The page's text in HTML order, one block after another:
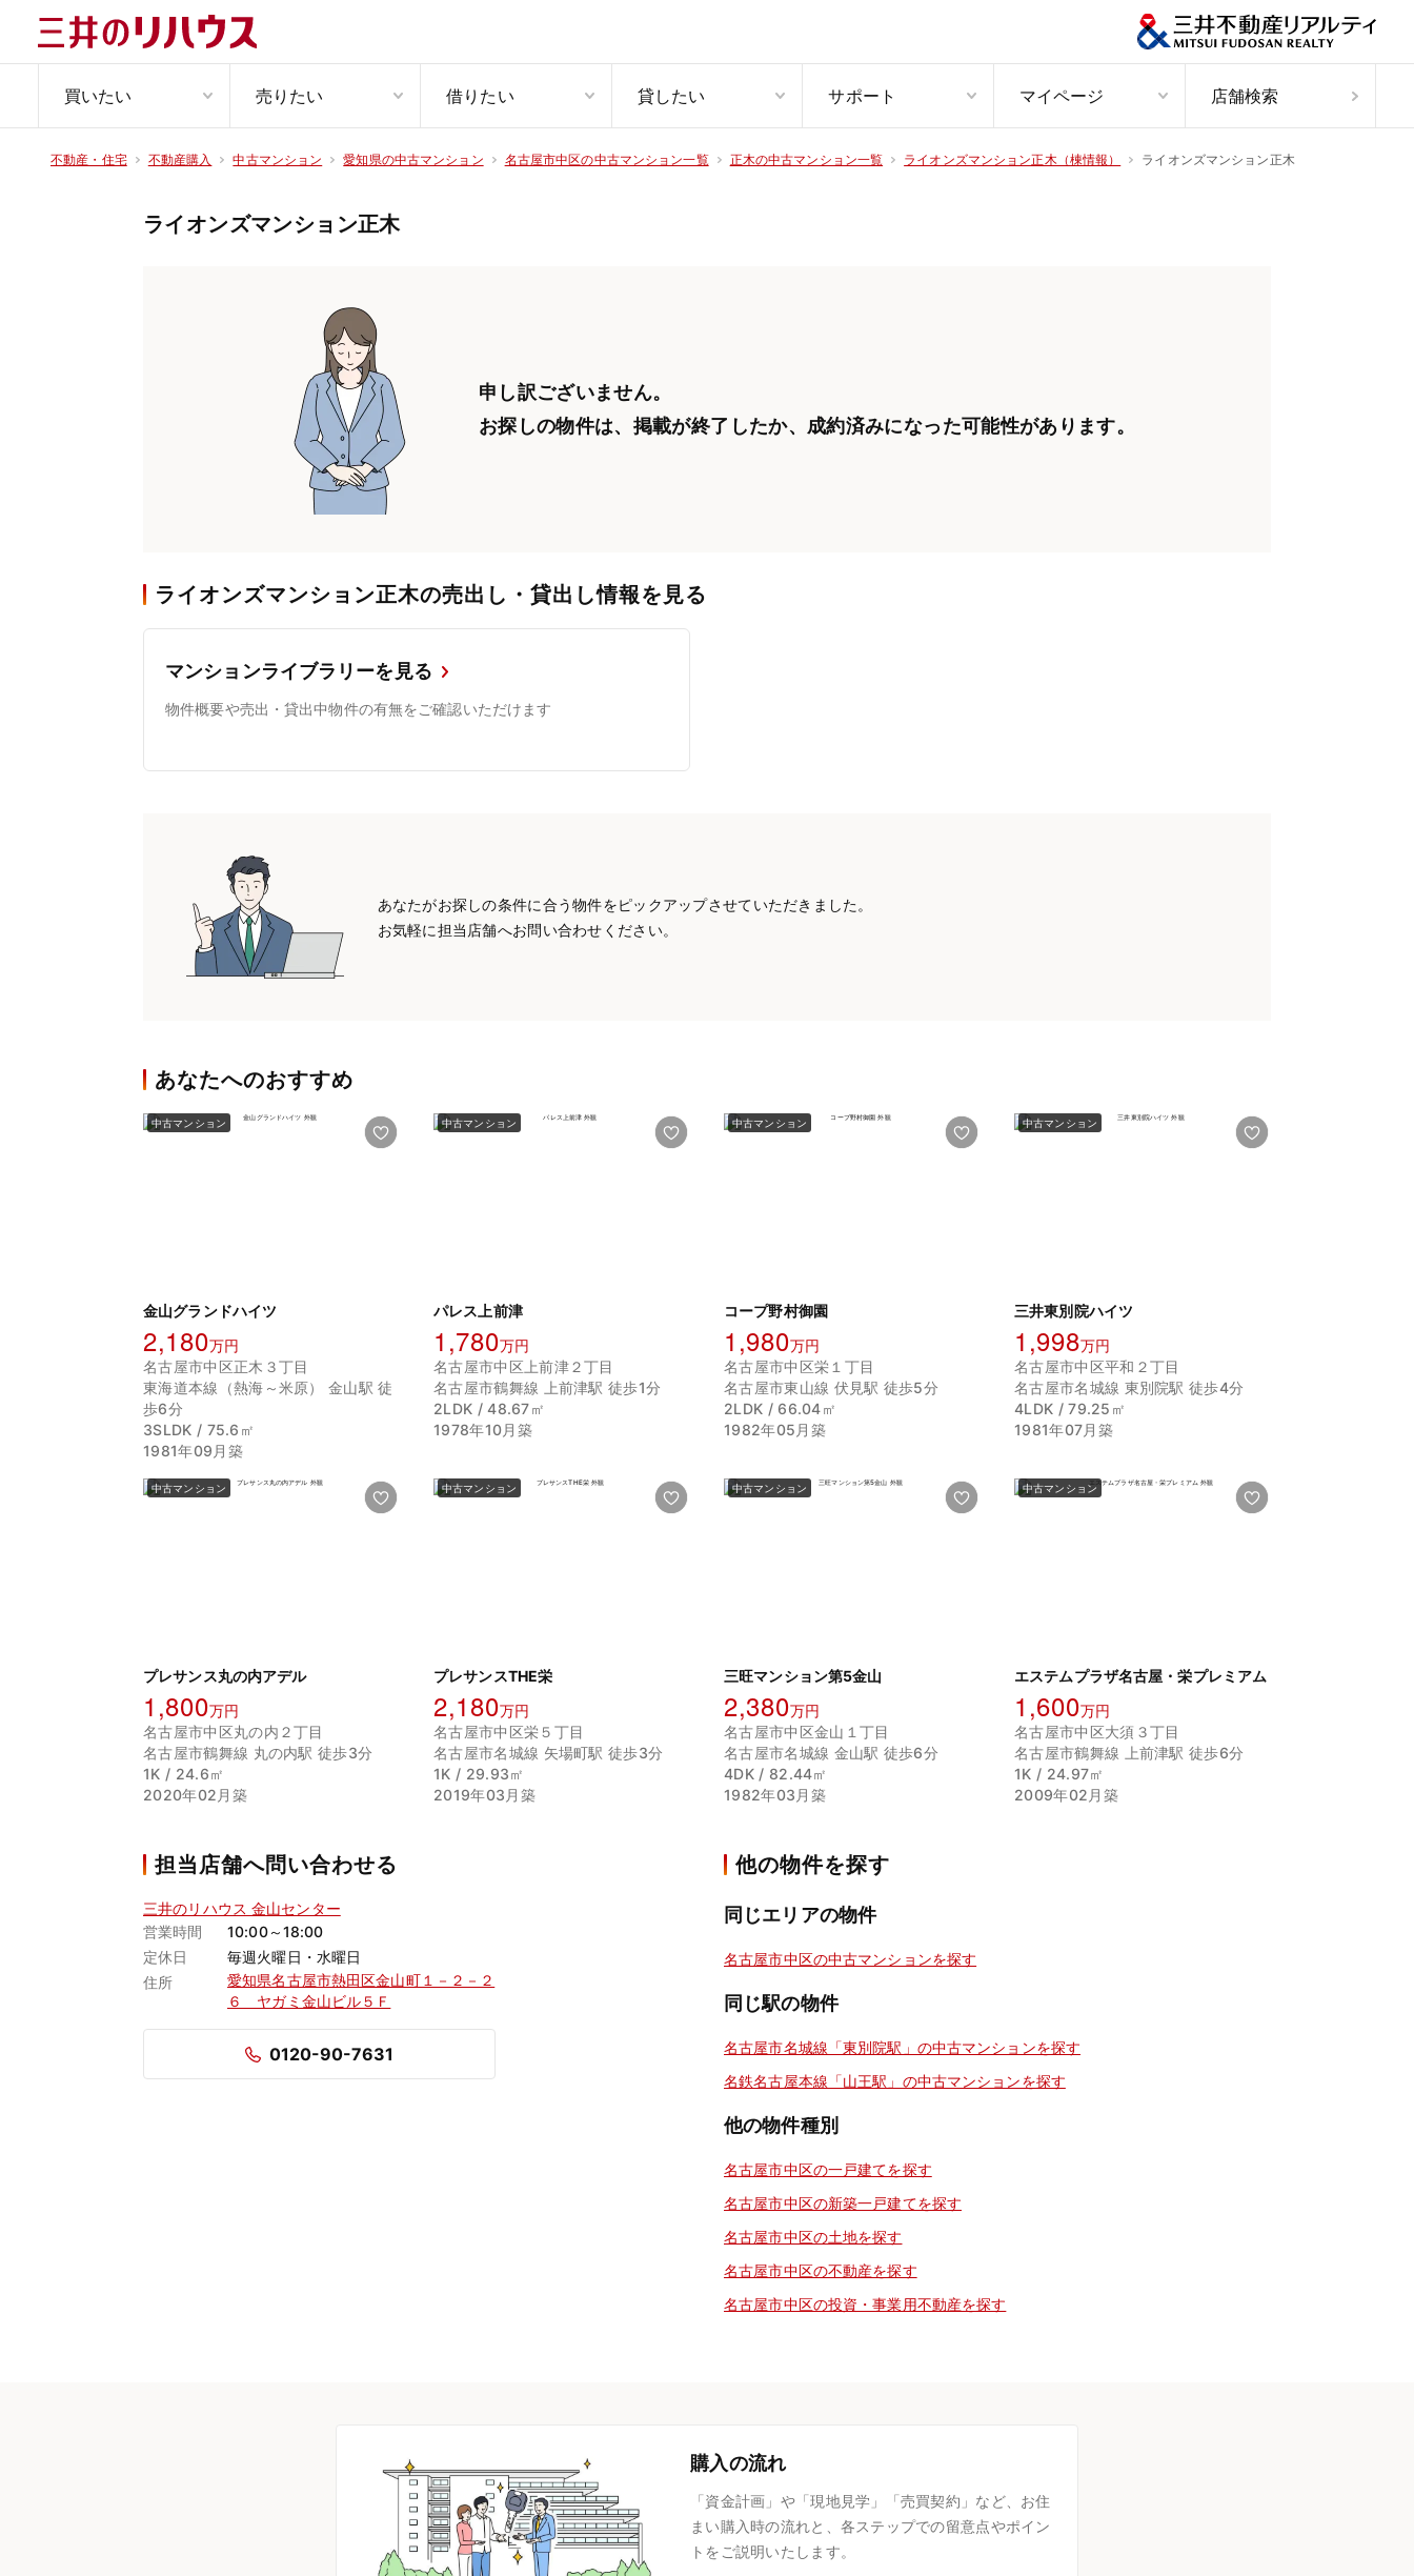
買いたい 売りたい 借りたい 貸したい サポート マイページ 店舗検索
不動産・住宅 不動産購入 中古マンション 愛知県の中古マンション 名古屋市中区の中古マンション一覧 正木の中古マンション一覧 ライオンズマンション正木（棟情報） ライオンズマンション正木
ライオンズマンション正木
申し訳ございません。
お探しの物件は、掲載が終了したか、 成約済みになった可能性があります。
ライオンズマンション正木の売出し・貸出し情報を見る
マンションライブラリーを見る
物件概要や売出・貸出中物件の有無をご確認いただけます
あなたがお探しの条件に合う物件をピックアップさせていただきました。
お気軽に担当店舗へお問い合わせください。
あなたへのおすすめ
中古マンション
金山グランドハイツ
2,180万円
名古屋市中区正木３丁目
東海道本線（熱海～米原） 金山駅 徒
歩6分
3SLDK / 75.6㎡
1981年09月築
中古マンション
パレス上前津
1,780万円
名古屋市中区上前津２丁目
名古屋市鶴舞線 上前津駅 徒歩1分
2LDK / 48.67㎡
1978年10月築
中古マンション
コープ野村御園
1,980万円
名古屋市中区栄１丁目
名古屋市東山線 伏見駅 徒歩5分
2LDK / 66.04㎡
1982年05月築
中古マンション
三井東別院ハイツ
1,998万円
名古屋市中区平和２丁目
名古屋市名城線 東別院駅 徒歩4分
4LDK / 79.25㎡
1981年07月築
中古マンション
プレサンス丸の内アデル
1,800万円
名古屋市中区丸の内２丁目
名古屋市鶴舞線 丸の内駅 徒歩3分
1K / 24.6㎡
2020年02月築
中古マンション
プレサンスTHE栄
2,180万円
名古屋市中区栄５丁目
名古屋市名城線 矢場町駅 徒歩3分
1K / 29.93㎡
2019年03月築
中古マンション
三旺マンション第5金山
2,380万円
名古屋市中区金山１丁目
名古屋市名城線 金山駅 徒歩6分
4DK / 82.44㎡
1982年03月築
中古マンション
エステムプラザ名古屋・栄プレミアム
1,600万円
名古屋市中区大須３丁目
名古屋市鶴舞線 上前津駅 徒歩6分
1K / 24.97㎡
2009年02月築
担当店舗へ問い合わせる
三井のリハウス 金山センター
営業時間
10:00～18:00
定休日
毎週火曜日・水曜日
住所
愛知県名古屋市熱田区金山町１－２－２
６ ヤガミ金山ビル５Ｆ
0120-90-7631
他の物件を探す
同じエリアの物件
名古屋市中区の中古マンションを探す
同じ駅の物件
名古屋市名城線「東別院駅」の中古マンションを探す
名鉄名古屋本線「山王駅」の中古マンションを探す
他の物件種別
名古屋市中区の一戸建てを探す
名古屋市中区の新築一戸建てを探す
名古屋市中区の土地を探す
名古屋市中区の不動産を探す
名古屋市中区の投資・事業用不動産を探す
購入の流れ
「資金計画」や「現地見学」「売買契約」など、お住
まい購入時の流れと、各ステップでの留意点やポイン
トをご説明いたします。